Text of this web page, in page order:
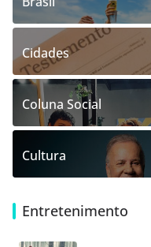
Cidades
Coluna Social
Cultura
Entretenimento